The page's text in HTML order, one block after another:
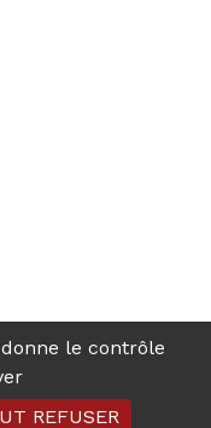
parBoitmobile
le contrôle
REFUSER